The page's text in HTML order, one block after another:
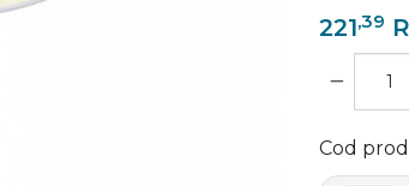
221,39
Cod
−